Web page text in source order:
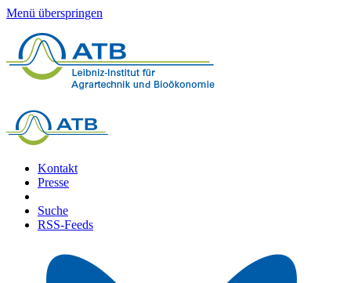
Menü überspringen
Kontakt
Presse
Suche
RSS-Feeds